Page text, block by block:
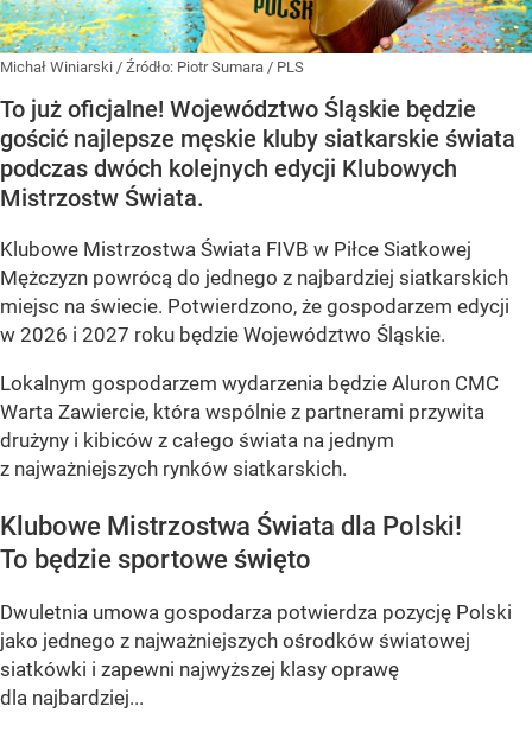
Michał Winiarski / Źródło: Piotr Sumara / PLS
To już oficjalne! Województwo Śląskie będzie
gościć najlepsze męskie kluby siatkarskie świata
podczas dwóch kolejnych edycji Klubowych
Mistrzostw Świata.
Klubowe Mistrzostwa Świata FIVB w Piłce Siatkowej
Mężczyzn powrócą do jednego z najbardziej siatkarskich
miejsc na świecie. Potwierdzono, że gospodarzem edycji
w 2026 i 2027 roku będzie Województwo Śląskie.
Lokalnym gospodarzem wydarzenia będzie Aluron CMC
Warta Zawiercie, która wspólnie z partnerami przywita
drużyny i kibiców z całego świata na jednym
z najważniejszych rynków siatkarskich.
Klubowe Mistrzostwa Świata dla Polski!
To będzie sportowe święto
Dwuletnia umowa gospodarza potwierdza pozycję Polski
jako jednego z najważniejszych ośrodków światowej
siatkówki i zapewni najwyższej klasy oprawę
dla najbardziej...